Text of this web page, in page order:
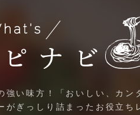
強い味方！「おいしい、カン
がぎっしり詰まったお役立ち